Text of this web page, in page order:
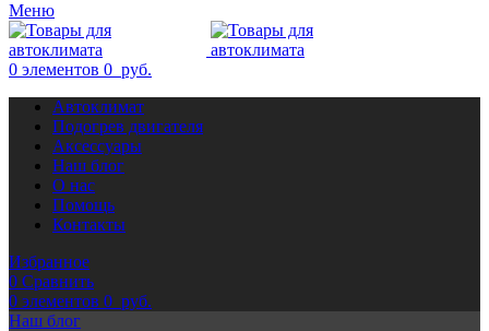
Меню
0 элементов 0 руб.
Автоклимат
Подогрев двигателя
Аксессуары
Наш блог
О нас
Помощь
Контакты
Избранное
0 Сравнить
0 элементов 0 руб.
Наш блог